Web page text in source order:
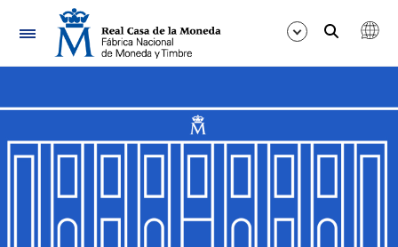
Navegación
Mostrar/Ocultar
Mostrar/Ocultar